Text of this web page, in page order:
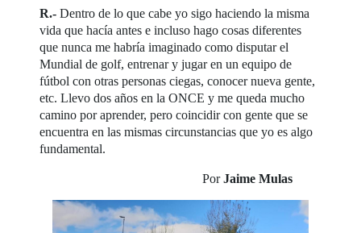
R.- Dentro de lo que cabe yo sigo haciendo la misma
vida que hacía antes e incluso hago cosas diferentes
que nunca me habría imaginado como disputar el
Mundial de golf, entrenar y jugar en un equipo de
fútbol con otras personas ciegas, conocer nueva gente,
etc. Llevo dos años en la ONCE y me queda mucho
camino por aprender, pero coincidir con gente que se
encuentra en las mismas circunstancias que yo es algo
fundamental.
PorJaime Mulas